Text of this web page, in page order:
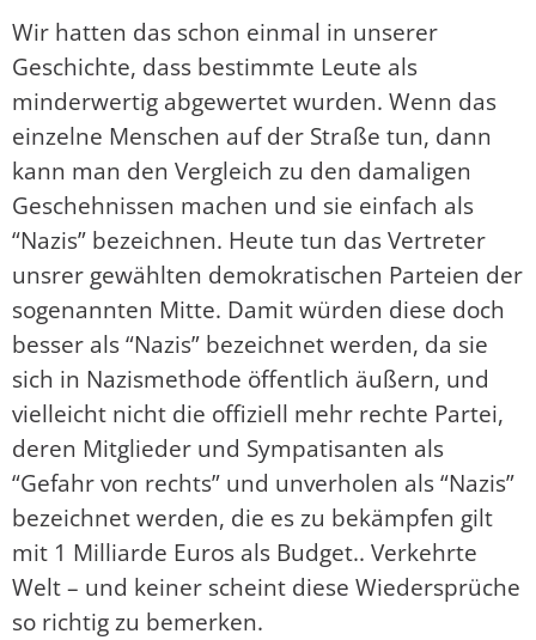
Wir hatten das schon einmal in unserer
Geschichte, dass bestimmte Leute als
minderwertig abgewertet wurden. Wenn das
einzelne Menschen auf der Straße tun, dann
kann man den Vergleich zu den damaligen
Geschehnissen machen und sie einfach als
“Nazis” bezeichnen. Heute tun das Vertreter
unsrer gewählten demokratischen Parteien der
sogenannten Mitte. Damit würden diese doch
besser als “Nazis” bezeichnet werden, da sie
sich in Nazismethode öffentlich äußern, und
vielleicht nicht die offiziell mehr rechte Partei,
deren Mitglieder und Sympatisanten als
“Gefahr von rechts” und unverholen als “Nazis”
bezeichnet werden, die es zu bekämpfen gilt
mit 1 Milliarde Euros als Budget.. Verkehrte
Welt – und keiner scheint diese Wiedersprüche
so richtig zu bemerken.